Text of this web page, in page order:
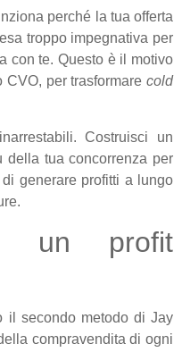
perché la tua offerta
troppo impegnativa per
con te. Questo è il motivo
per trasformare cold
Costruisci un
della tua concorrenza per
generare profitti a lungo
un profit
il secondo metodo di Jay
compravendita di ogni